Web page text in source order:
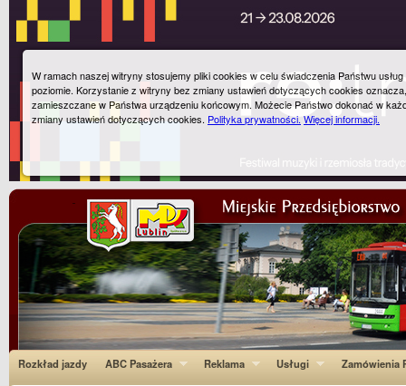
Rozkład jazdy ABC Pasażera Reklama Usługi Zamówienia
W ramach naszej witryny stosujemy pliki cookies w celu świadczenia Państwu
poziomie. Korzystanie z witryny bez zmiany ustawień dotyczących cookies
zamieszczane w Państwa urządzeniu końcowym. Możecie Państwo dokonać w
zmiany ustawień dotyczących cookies. Polityka prywatności.Więcej informacji.